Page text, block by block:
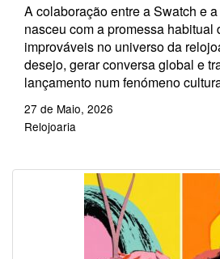
A colaboração entre a Swatch e
nasceu com a promessa habitual
improváveis no universo da
desejo, gerar conversa global e
lançamento num fenómeno
27 de Maio, 2026
Relojoaria